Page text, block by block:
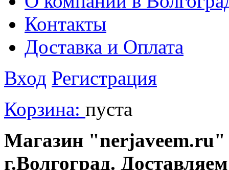
Контакты
Доставка и Оплата
Вход Регистрация
Корзина: пуста
Магазин "nerjaveem.ru"
г.Волгоград.